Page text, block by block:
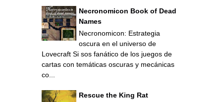
Necronomicon Book of Dead
Names
Necronomicon: Estrategia
oscura en el universo de
Lovecraft Si sos fanático de los juegos de
cartas con temáticas oscuras y mecánicas
co...
Rescue the King Rat